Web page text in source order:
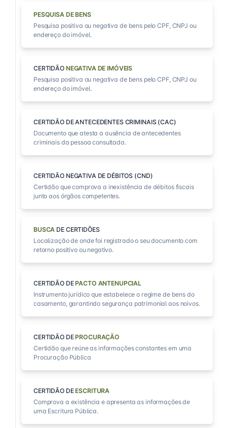
PESQUISA DE BENS
Pesquisa positiva ou negativa de bens pelo CPF, CNPJ ou
endereço do imóvel.
CERTIDÃO NEGATIVA DE IMÓVEIS
Pesquisa positiva ou negativa de bens pelo CPF, CNPJ ou
endereço do imóvel.
CERTIDÃO DE ANTECEDENTES CRIMINAIS (CAC)
Documento que atesta a ausência de antecedentes
criminais da pessoa consultada.
CERTIDÃO NEGATIVA DE DÉBITOS (CND)
Certidão que comprova a inexistência de débitos fiscais
junto aos órgãos competentes.
BUSCA DE CERTIDÕES
Localização de onde foi registrado o seu documento com
retorno positivo ou negativo.
CERTIDÃO DEPACTO ANTENUPCIAL
Instrumento jurídico que estabelece o regime de bens do
casamento, garantindo segurança patrimonial aos noivos.
CERTIDÃO DEPROCURAÇÃO
Certidão que reúne as informações constantes em uma
Procuração Pública
CERTIDÃO DEESCRITURA
Comprova a existência e apresenta as informações de
uma Escritura Pública.